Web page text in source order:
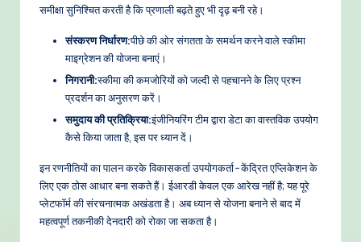
समीक्षा सुनिश्चित करती है कि प्रणाली बढ़ते हुए भी दृढ़ बनी रहे।
संस्करण निर्धारण:पीछे की ओर संगतता के समर्थन करने वाले स्कीमा
माइग्रेशन की योजना बनाएं।
निगरानी:स्कीमा की कमजोरियों को जल्दी से पहचानने के लिए प्रश्न
प्रदर्शन का अनुसरण करें।
समुदाय की प्रतिक्रिया:इंजीनियरिंग टीम द्वारा डेटा का वास्तविक उपयोग
कैसे किया जाता है, इस पर ध्यान दें।
इन रणनीतियों का पालन करके विकासकर्ता उपयोगकर्ता-केंद्रित एप्लिकेशन के
लिए एक ठोस आधार बना सकते हैं। ईआरडी केवल एक आरेख नहीं है; यह पूरे
प्लेटफॉर्म की संरचनात्मक अखंडता है। अब ध्यान से योजना बनाने से बाद में
महत्वपूर्ण तकनीकी देनदारी को रोका जा सकता है।